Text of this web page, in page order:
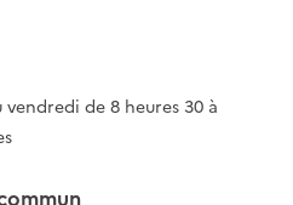
de 8 heures 30 à